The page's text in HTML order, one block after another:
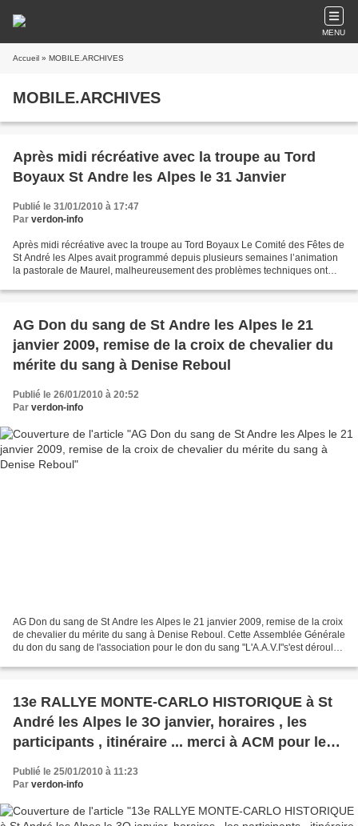
MENU
Accueil » MOBILE.ARCHIVES
MOBILE.ARCHIVES
Après midi récréative avec la troupe au Tord
Boyaux St Andre les Alpes le 31 Janvier
Publié le 31/01/2010 à 17:47
Par verdon-info
Après midi récréative avec la troupe au Tord Boyaux Le Comité des Fêtes de
St André les Alpes avait programmé depuis plusieurs semaines l’animation
la pastorale de Maurel, malheureusement des problèmes techniques ont
AG Don du sang de St Andre les Alpes le 21
janvier 2009, remise de la croix de chevalier du
mérite du sang à Denise Reboul
Publié le 26/01/2010 à 20:52
Par verdon-info
AG Don du sang de St Andre les Alpes le 21 janvier 2009, remise de la croix
de chevalier du mérite du sang à Denise Reboul. Cette Assemblée Générale
du don du sang de l'association pour le don du sang "L'A.A.V.I"s'est déroulé
13e RALLYE MONTE-CARLO HISTORIQUE à St
André les Alpes le 3O janvier, horaires , les
participants , itinéraire ... merci à ACM pour les
Publié le 25/01/2010 à 11:23
Par verdon-info